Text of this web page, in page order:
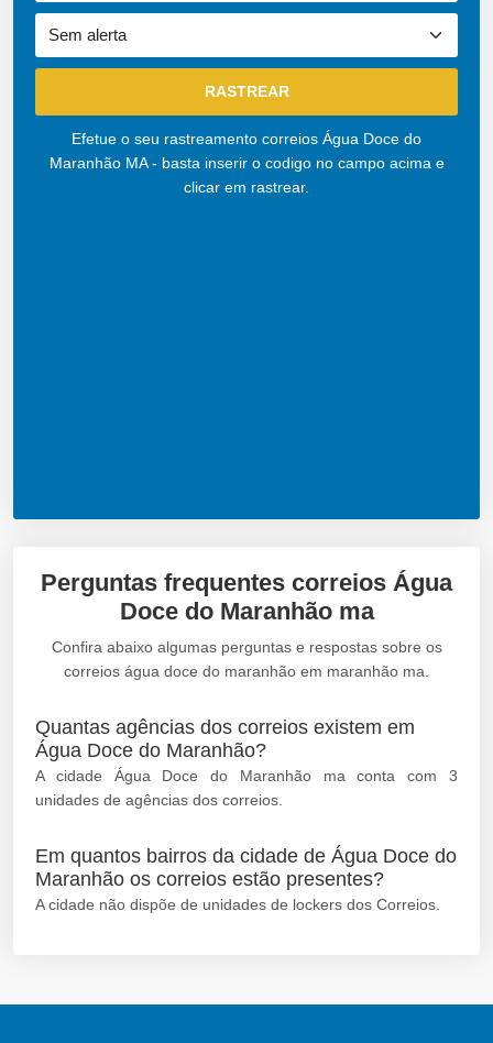
Efetue o seu rastreamento correios Água Doce do
Maranhão MA - basta inserir o codigo no campo acima e
clicar em rastrear.
Perguntas frequentes correios Água
Doce do Maranhão ma
Confira abaixo algumas perguntas e respostas sobre os
correios água doce do maranhão em maranhão ma.
Quantas agências dos correios existem em
Água Doce do Maranhão?
A cidade Água Doce do Maranhão ma conta com 3
unidades de agências dos correios.
Em quantos bairros da cidade de Água Doce do
Maranhão os correios estão presentes?
A cidade não dispõe de unidades de lockers dos Correios.